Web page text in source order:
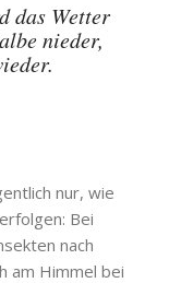
das Wetter
nieder,
nur, wie
Bei
nach
am Himmel bei